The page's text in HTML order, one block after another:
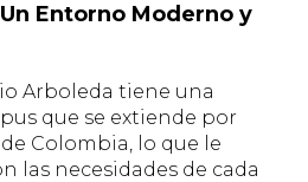
Entorno Moderno y
Arboleda tiene una
que se extiende por
Colombia, lo que le
las necesidades de cada